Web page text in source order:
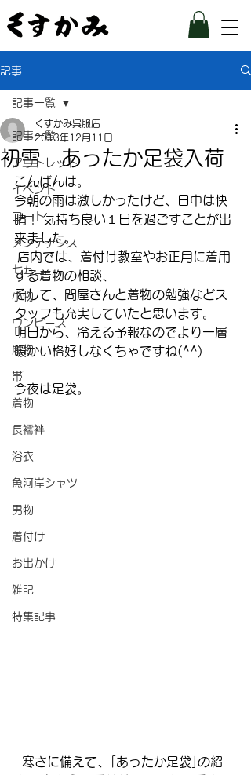
記事
記事一覧
アウトレット
イベント
コート
メンテナンス
七五三
小物
ワンピース
履物
帯
着物
長襦袢
浴衣
魚河岸シャツ
男物
着付け
お出かけ
雑記
特集記事
記事一覧
初雪 あったか足袋入荷
くすかみ呉服店
2013年12月11日
こんばんは。
今朝の雨は激しかったけど、日中は快
晴！ 気持ち良い１日を過ごすことが出
来ました。
店内では、着付け教室やお正月に着用
する着物の相談、
そして、問屋さんと着物の勉強などス
タッフも充実していたと思います。
明日から、冷える予報なのでより一層
暖かい格好しなくちゃですね(^^)
–
今夜は足袋。
寒さに備えて、｢あったか足袋｣の紹